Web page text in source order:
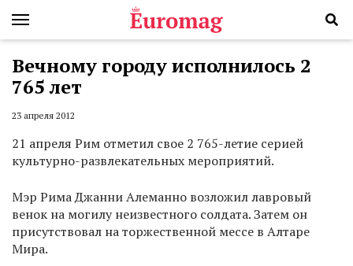
Вечному городу исполнилось 2
765 лет
23 апреля 2012
21 апреля Рим отметил свое 2 765-летие серией
культурно-развлекательных мероприятий.
Мэр Рима Джанни Алеманно возложил лавровый
венок на могилу неизвестного солдата. Затем он
присутствовал на торжественной мессе в Алтаре
Мира.